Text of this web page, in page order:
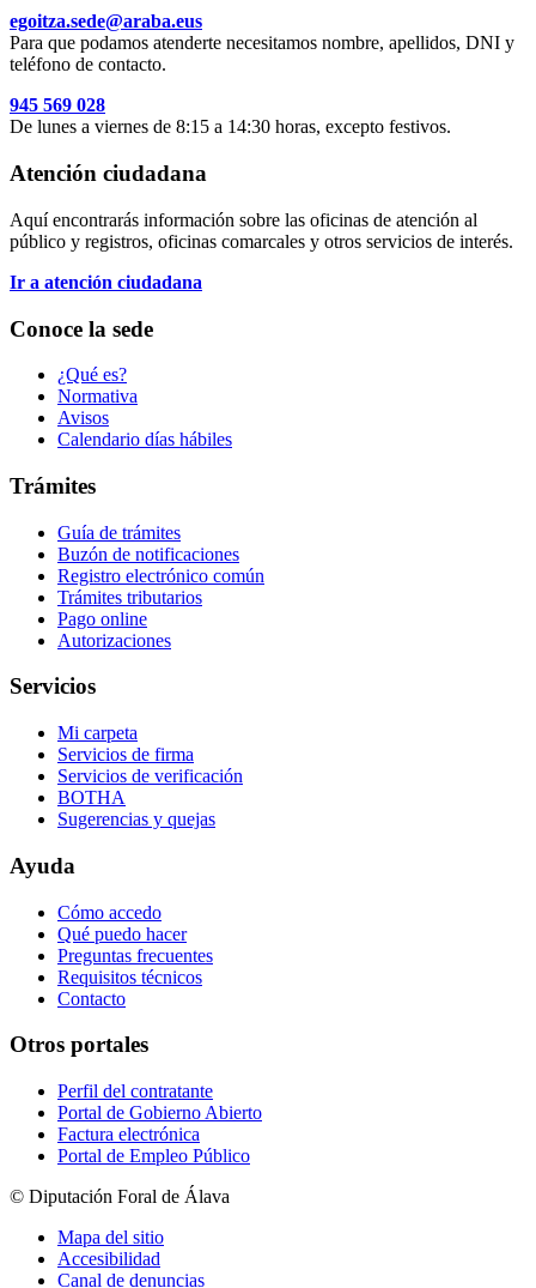
egoitza.sede@araba.eus
Para que podamos atenderte necesitamos nombre, apellidos, DNI y
teléfono de contacto.
945 569 028
De lunes a viernes de 8:15 a 14:30 horas, excepto festivos.
Atención ciudadana
Aquí encontrarás información sobre las oficinas de atención al
público y registros, oficinas comarcales y otros servicios de interés.
Ir a atención ciudadana
Conoce la sede
¿Qué es?
Normativa
Avisos
Calendario días hábiles
Trámites
Guía de trámites
Buzón de notificaciones
Registro electrónico común
Trámites tributarios
Pago online
Autorizaciones
Servicios
Mi carpeta
Servicios de firma
Servicios de verificación
BOTHA
Sugerencias y quejas
Ayuda
Cómo accedo
Qué puedo hacer
Preguntas frecuentes
Requisitos técnicos
Contacto
Otros portales
Perfil del contratante
Portal de Gobierno Abierto
Factura electrónica
Portal de Empleo Público
© Diputación Foral de Álava
Mapa del sitio
Accesibilidad
Canal de denuncias